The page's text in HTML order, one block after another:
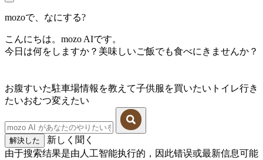
mozoで、なにする?
こんにちは。mozo AIです。
今日は何をしますか？美味しいご飯でも食べにきませんか？
お腹すいた駐車場情報を教えて子供服を買いたい トイレ行き
たいおむつ変えたい
解決した
新しく聞く
由于搜索结果是由人工智能执行的，因此错误或最新信息可能